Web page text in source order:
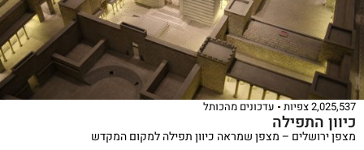
2,025,537 צפיות עדכונים מהכותל
כיוון התפילה
מצפן ירושלים – מצפן שמראה כיוון תפילה למקום המקדש